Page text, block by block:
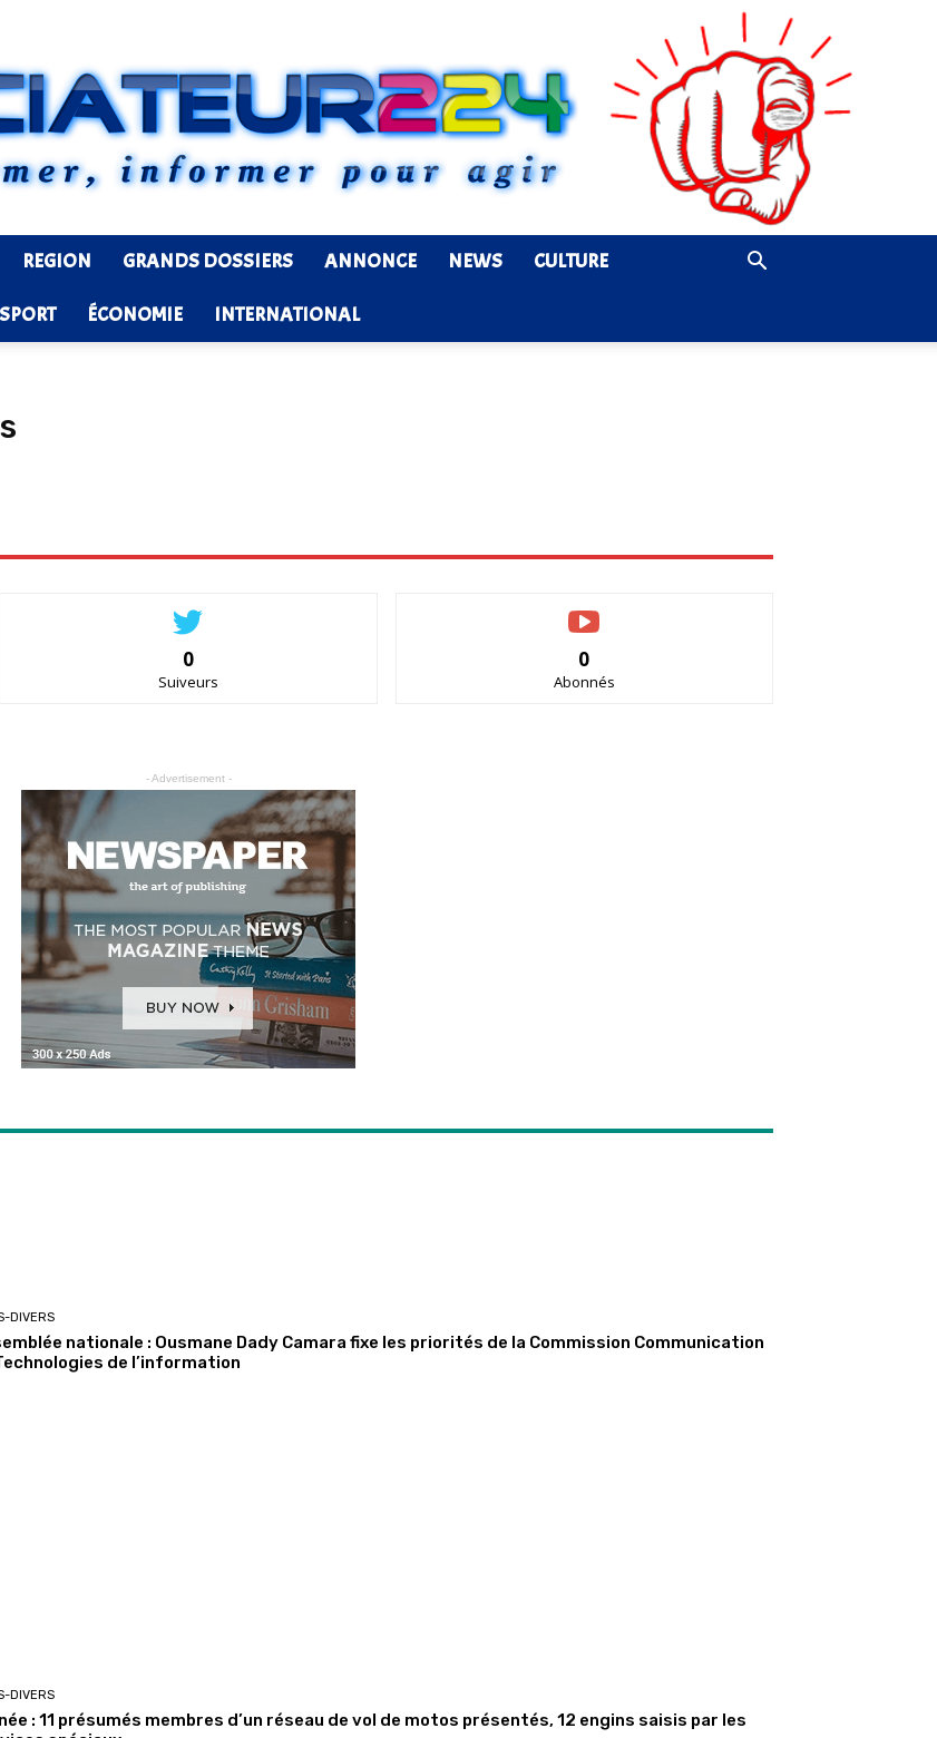
Ledenonciateur224
REGION GRANDS DOSSIERS ANNONCE NEWS CULTURE
SPORT ÉCONOMIE INTERNATIONAL
0
Suiveurs
0
Abonnés
- Advertisement -
DIVERS
nationale : Ousmane Dady Camara fixe les priorités de la Commission Communication
de l’information
DIVERS
: 11 présumés membres d’un réseau de vol de motos présentés, 12 engins saisis par les